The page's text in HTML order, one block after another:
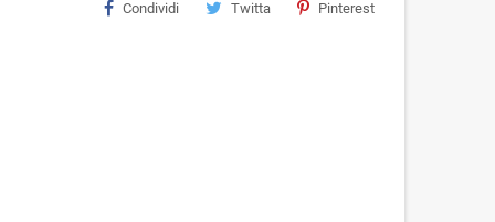
Condividi Twitta Pinterest